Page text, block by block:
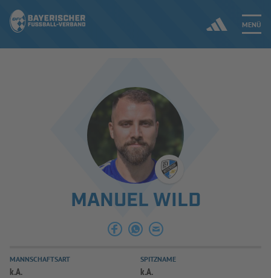
MENÜ
ERGEBNISSE & WETTBEWERBE
SPIELBETRIEB & VERBANDSLEBEN
AUSBILDUNG & FÖRDERUNG
MANUEL WILD
MANNSCHAFTSART
k.A.
SPITZNAME
k.A.